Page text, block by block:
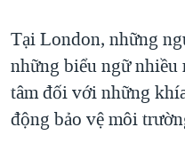
Tại London, những
những biểu ngữ nhiều
tâm đối với những
động bảo vệ môi